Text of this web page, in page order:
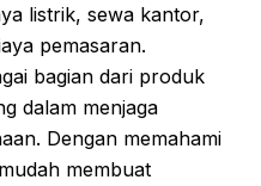
listrik, sewa kantor,
pemasaran.
bagian dari produk
dalam menjaga
Dengan memahami
membuat